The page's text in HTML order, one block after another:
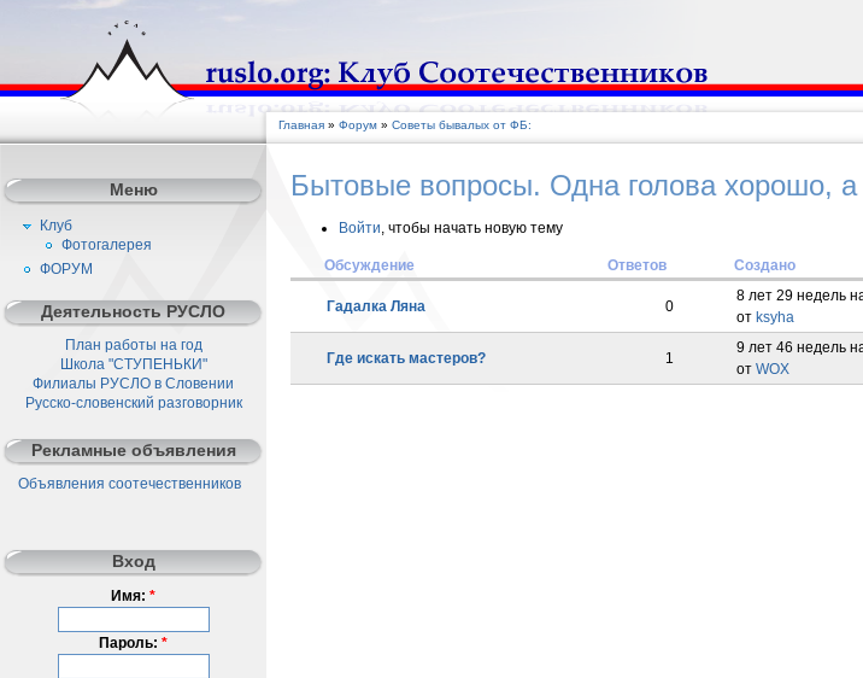
Главная » Форум » Советы бывалых от ФБ:
Бытовые вопросы. Одна голова хорошо,
Войти, чтобы начать новую тему
Обсуждение Ответов Создано
Гадалка Ляна 0
8 лет 29 недель
от ksyha
Где искать мастеров? 1
9 лет 46 недель
от WOX
Меню
Клуб
Фотогалерея
ФОРУМ
Деятельность РУСЛО
План работы на год
Школа "СТУПЕНЬКИ"
Филиалы РУСЛО в Словении
Русско-словенский разговорник
Рекламные объявления
Объявления соотечественников
Вход
Имя: *
Пароль: *